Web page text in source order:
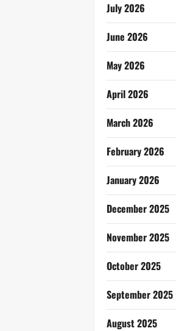
July 2026
June 2026
May 2026
April 2026
March 2026
February 2026
January 2026
December 2025
November 2025
October 2025
September 2025
August 2025